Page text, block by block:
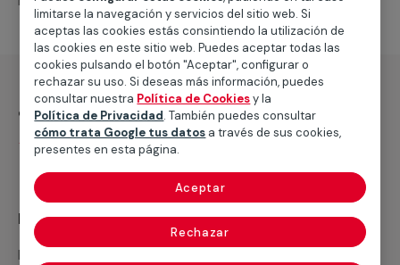
¿Qué incluye?
Servicio de recogida y entrega en domicilio
Recuerda que en MULTIMAP
Podemos ofrecer cualquier servicio a medida
limitarse la navegación y servicios del sitio web. Si
aceptas las cookies estás consintiendo la utilización de
las cookies en este sitio web. Puedes aceptar todas las
cookies pulsando el botón "Aceptar", configurar o
rechazar su uso. Si deseas más información, puedes
consultar nuestra Política de Cookiesy la
Política de Privacidad. También puedes consultar
cómo trata Google tus datos a través de sus cookies,
presentes en esta página.
Rechazar
Aceptar